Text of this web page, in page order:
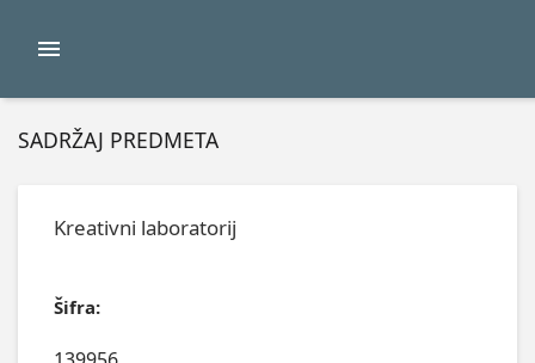
SADRŽAJ PREDMETA
Kreativni laboratorij
Šifra: